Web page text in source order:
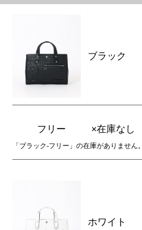
ブラック
フリー ×在庫なし
「ブラック-フリー」の在庫がありません。
ホワイト